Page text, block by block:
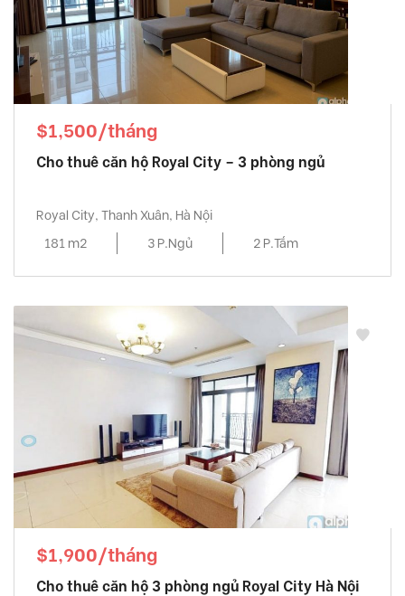
$1,500/tháng
Cho thuê căn hộ Royal City – 3 phòng ngủ
Royal City, Thanh Xuân, Hà Nội
181 m2
3 P.Ngủ 2 P.Tắm
$1,900/tháng
Cho thuê căn hộ 3 phòng ngủ Royal City Hà Nội